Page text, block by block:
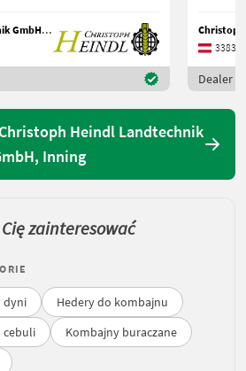
Christoph Heindl Landtechnik GmbH, Inning
3383
Dealer
Heindl Landtechnik
Inning
zainteresować
dyni
Hedery do kombajnu
cebuli
Kombajny buraczane